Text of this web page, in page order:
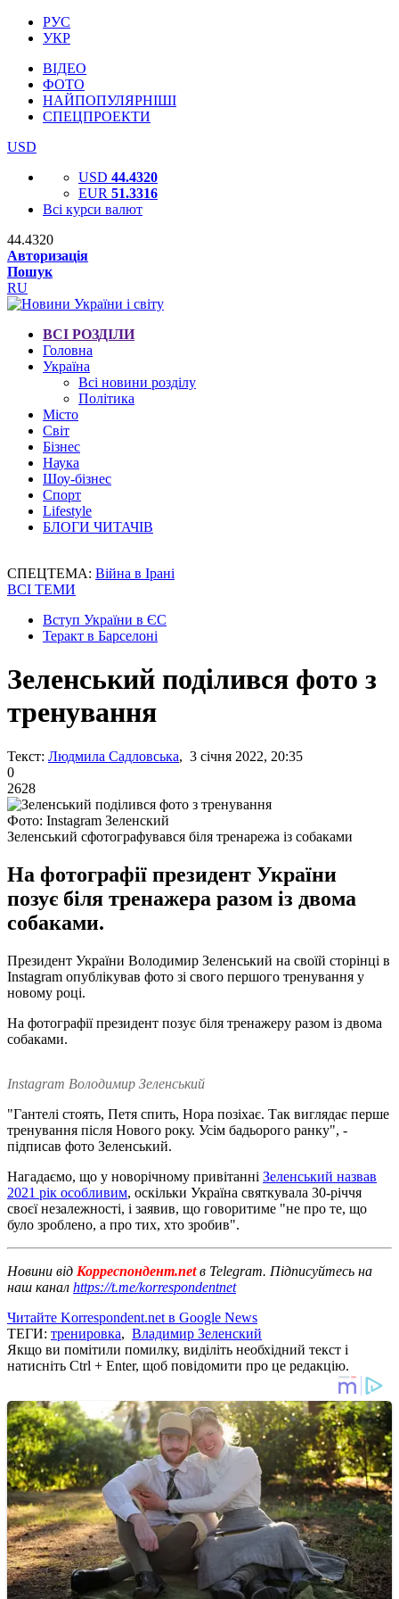
РУС
УКР
ВІДЕО
ФОТО
НАЙПОПУЛЯРНІШІ
СПЕЦПРОЕКТИ
USD
USD 44.4320
EUR 51.3316
Всі курси валют
44.4320
Авторизація
Пошук
RU
ВСІ РОЗДІЛИ
Головна
Україна
Всі новини розділу
Політика
Місто
Світ
Бізнес
Наука
Шоу-бізнес
Спорт
Lifestyle
БЛОГИ ЧИТАЧІВ
СПЕЦТЕМА: Війна в Ірані
ВСІ ТЕМИ
Вступ України в ЄС
Теракт в Барселоні
Зеленський поділився фото з
тренування
Текст: Людмила Садловська, 3 січня 2022, 20:35
0
2628
Фото: Instagram Зеленский
Зеленський сфотографувався біля тренарежа із собаками
На фотографії президент України
позує біля тренажера разом із двома
собаками.
Президент України Володимир Зеленський на своїй сторінці в
Instagram опублікував фото зі свого першого тренування у
новому році.
На фотографії президент позує біля тренажеру разом із двома
собаками.
Instagram Володимир Зеленський
"Гантелі стоять, Петя спить, Нора позіхає. Так виглядає перше
тренування після Нового року. Усім бадьорого ранку", -
підписав фото Зеленський.
Нагадаємо, що у новорічному привітанні Зеленський назвав
2021 рік особливим, оскільки Україна святкувала 30-річчя
своєї незалежності, і заявив, що говоритиме "не про те, що
було зроблено, а про тих, хто зробив".
Новини від Корреспондент.netв Telegram. Підписуйтесь на
наш канал https://t.me/korrespondentnet
Читайте Korrespondent.net в Google News
ТЕГИ: тренировка, Владимир Зеленский
Якщо ви помітили помилку, виділіть необхідний текст і
натисніть Ctrl + Enter, щоб повідомити про це редакцію.